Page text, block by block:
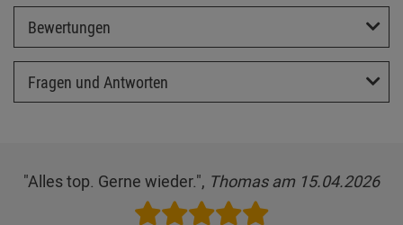
Bewertungen
Fragen und Antworten
"Alles top. Gerne wieder.", Thomas am 15.04.2026